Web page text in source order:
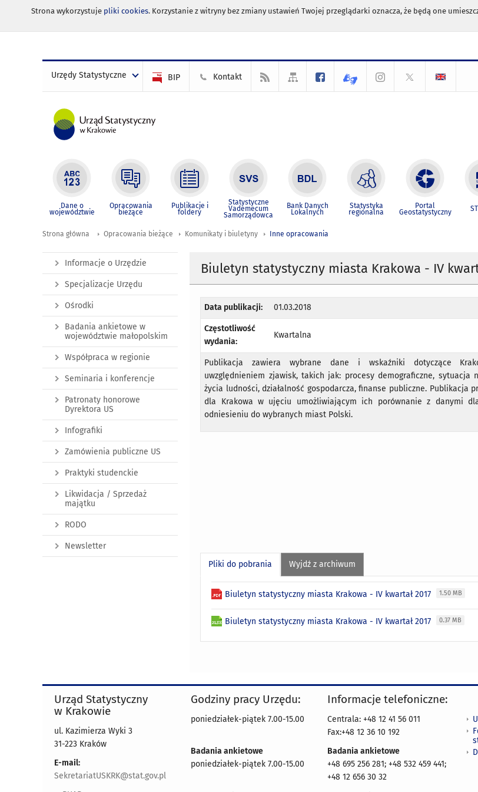
Strona wykorzystuje pliki cookies. Korzystanie z witryny bez zmiany ustawień Twojej przeglądarki oznacza, że będą one
Urzędy Statystyczne BIP Kontakt
Dane o
województwie
Opracowania
bieżące
Publikacje i
foldery
Statystyczne
Vademecum
Samorządowca
Bank Danych
Lokalnych
Statystyka
regionalna
Portal
Geostatystyczny
Strona główna Opracowania bieżące Komunikaty i biuletyny Inne opracowania
Biuletyn statystyczny miasta Krakowa - IV
Data publikacji: 01.03.2018
Częstotliwość
wydania:
Kwartalna
Publikacja zawiera wybrane dane i wskaźniki dotyczące
uwzględnieniem zjawisk, takich jak: procesy demograficzne, sytuacja
życia ludności, działalność gospodarcza, finanse publiczne. Publikacja
dla Krakowa w ujęciu umożliwiającym ich porównanie z danymi
odniesieniu do wybranych miast Polski.
Pliki do pobrania Wyjdź z archiwum
Biuletyn statystyczny miasta Krakowa - IV kwartał 2017 1.50 MB
Biuletyn statystyczny miasta Krakowa - IV kwartał 2017 0.37 MB
Informacje o Urzędzie
Specjalizacje Urzędu
Ośrodki
Badania ankietowe w
województwie małopolskim
Współpraca w regionie
Seminaria i konferencje
Patronaty honorowe
Dyrektora US
Infografiki
Zamówienia publiczne US
Praktyki studenckie
Likwidacja / Sprzedaż
majątku
RODO
Newsletter
Urząd Statystyczny
w Krakowie
ul. Kazimierza Wyki 3
31-223 Kraków
E-mail:
SekretariatUSKRK@stat.gov.pl
Godziny pracy Urzędu:
poniedziałek-piątek 7.00-15.00
Badania ankietowe
poniedziałek-piątek 7.00-15.00
Informacje telefoniczne:
Centrala: +48 12 41 56 011
Fax:+48 12 36 10 192
Badania ankietowe
+48 695 256 281; +48 532 459 441;
+48 12 656 30 32